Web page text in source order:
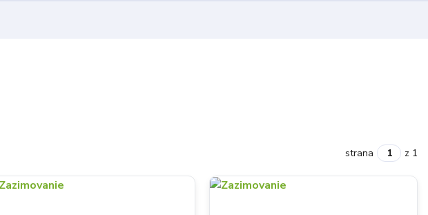
strana z 1